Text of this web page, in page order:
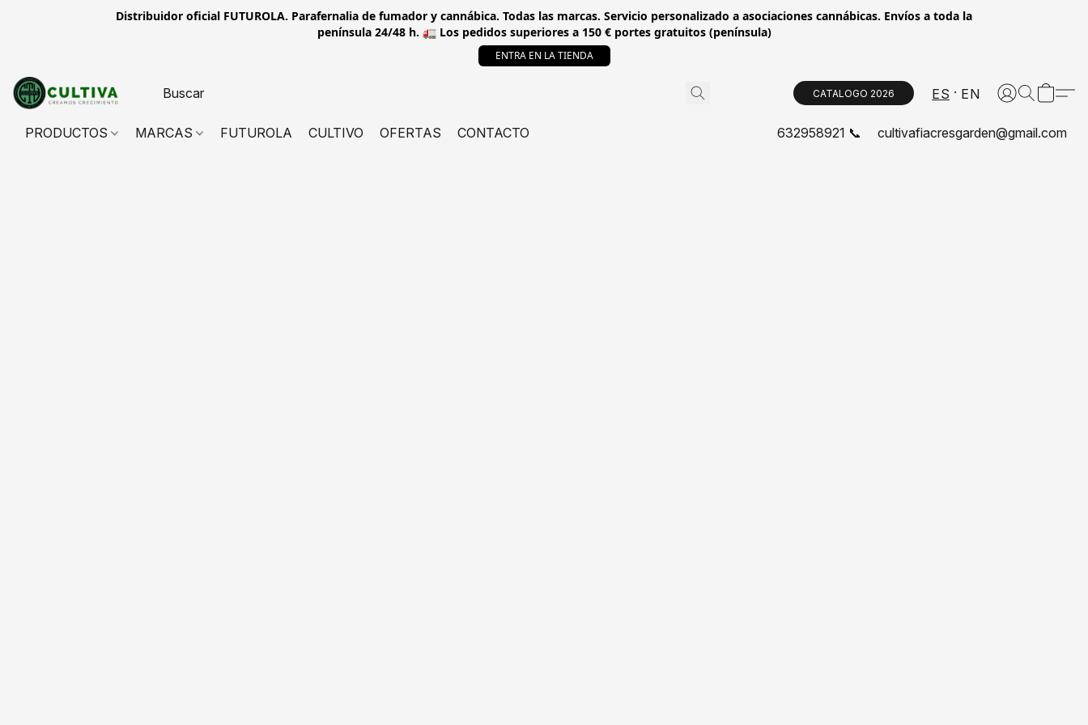
Distribuidor oficial FUTUROLA. Parafernalia de fumador y cannábica. Todas las marcas. Servicio personalizado a asociaciones cannábicas. Envíos a toda la
península 24/48 h. 🚛 Los pedidos superiores a 150 € portes gratuitos (península)
ENTRA EN LA TIENDA
CATALOGO 2026 ES EN
PRODUCTOS MARCAS FUTUROLA CULTIVO OFERTAS CONTACTO 632958921 📞 cultivafiacresgarden@gmail.com